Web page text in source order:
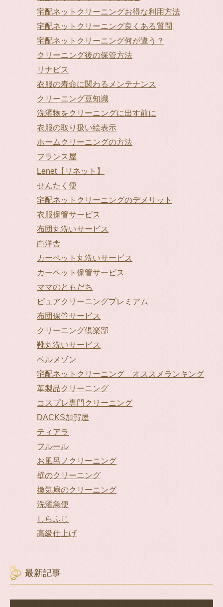
宅配ネットクリーニングお得な利用方法
宅配ネットクリーニング良くある質問
宅配ネットクリーニング何が違う？
クリーニング後の保管方法
リナビス
衣服の寿命に関わるメンテナンス
クリーニング豆知識
洗濯物をクリーニングに出す前に
衣服の取り扱い絵表示
ホームクリーニングの方法
フランス屋
Lenet【リネット】
せんたく便
宅配ネットクリーニングのデメリット
衣服保管サービス
布団丸洗いサービス
白洋舎
カーペット丸洗いサービス
カーペット保管サービス
ママのともだち
ピュアクリーニングプレミアム
布団保管サービス
クリーニング倶楽部
靴丸洗いサービス
ベルメゾン
宅配ネットクリーニング オススメランキング
革製品クリーニング
コスプレ専門クリーニング
DACKS加賀屋
ティアラ
フルール
お風呂ノクリーニング
壁のクリーニング
換気扇のクリーニング
洗濯急便
しらふじ
高級仕上げ
最新記事